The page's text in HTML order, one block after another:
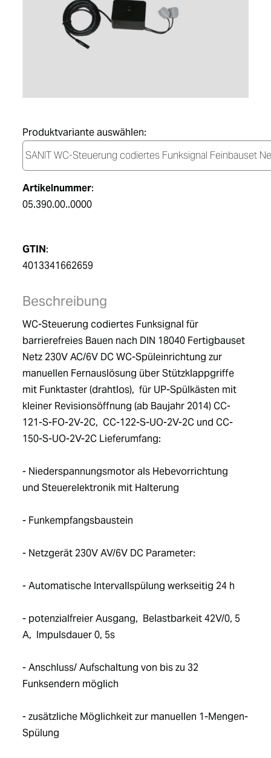
Produktvariante auswählen:
Artikelnummer:
05.390.00..0000
GTIN:
4013341662659
Beschreibung
WC-Steuerung codiertes Funksignal für
barrierefreies Bauen nach DIN 18040 Fertigbauset
Netz 230V AC/6V DC WC-Spüleinrichtung zur
manuellen Fernauslösung über Stützklappgriffe
mit Funktaster (drahtlos),  für UP-Spülkästen mit
kleiner Revisionsöffnung (ab Baujahr 2014) CC-
121-S-FO-2V-2C,  CC-122-S-UO-2V-2C und CC-
150-S-UO-2V-2C Lieferumfang:
- Niederspannungsmotor als Hebevorrichtung
und Steuerelektronik mit Halterung
- Funkempfangsbaustein
- Netzgerät 230V AV/6V DC Parameter:
- Automatische Intervallspülung werkseitig 24 h
- potenzialfreier Ausgang,  Belastbarkeit 42V/0, 5
A,  Impulsdauer 0, 5s
- Anschluss/ Aufschaltung von bis zu 32
Funksendern möglich
- zusätzliche Möglichkeit zur manuellen 1-Mengen-
Spülung